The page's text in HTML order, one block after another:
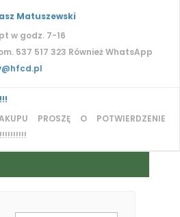
Matuszewski
w godz. 7-16
537 517 323 Również WhatsApp
PROSZĘ O POTWIERDZENIE